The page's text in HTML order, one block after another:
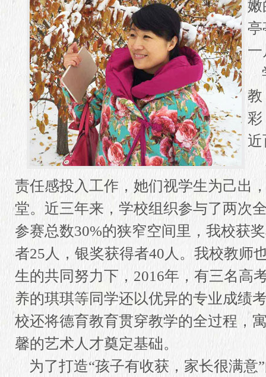
嫩
亭
一
教
彩
近
责任感投入工作，她们视学生为己出
堂。近三年来，学校组织参与了两次
参赛总数30%的狭窄空间里，我校获
者25人，银奖获得者40人。我校教师
生的共同努力下，2016年，有三名高
养的琪琪等同学还以优异的专业成绩
校还将德育教育贯穿教学的全过程，
馨的艺术人才奠定基础。
为了打造“孩子有收获，家长很满意